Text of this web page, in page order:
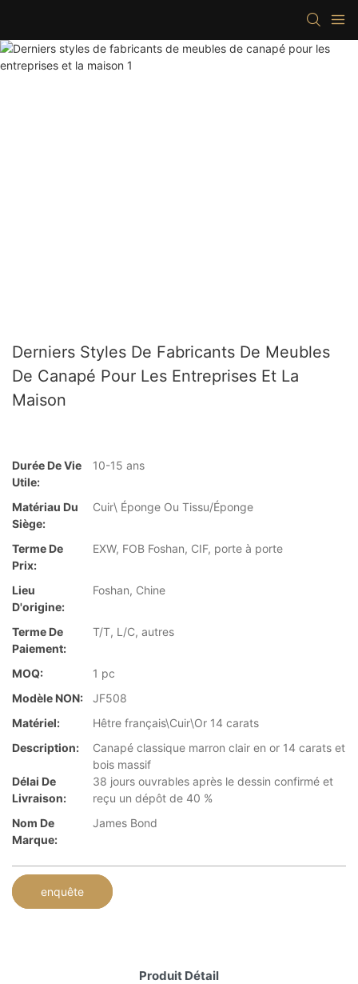
Derniers Styles De Fabricants De Meubles
De Canapé Pour Les Entreprises Et La
Maison
Durée De Vie
Utile:
10-15 ans
Matériau Du
Siège:
Cuir\ Éponge Ou Tissu/Éponge
Terme De
Prix:
EXW, FOB Foshan, CIF, porte à porte
Lieu
D'origine:
Foshan, Chine
Terme De
Paiement:
T/T, L/C, autres
MOQ:
1 pc
Modèle NON:
JF508
Matériel:
Hêtre français\Cuir\Or 14 carats
Description:
Canapé classique marron clair en or 14 carats et
bois massif
Délai De
Livraison:
38 jours ouvrables après le dessin confirmé et
reçu un dépôt de 40 %
Nom De
Marque:
James Bond
enquête
Produit Détail